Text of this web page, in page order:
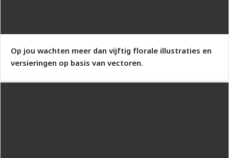
Op jou wachten meer dan vijftig florale illustraties en
versieringen op basis van vectoren.